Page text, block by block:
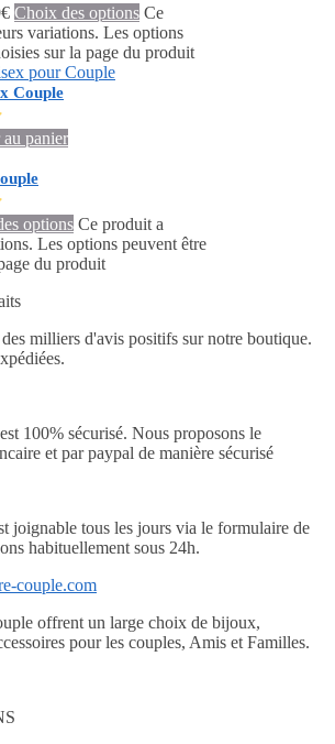
€ Choix des options Ce
variations. Les options
sur la page du produit
Couple
panier
options Ce produit a
Les options peuvent être
du produit
milliers d'avis positifs sur notre boutique.
100% sécurisé. Nous proposons le
et par paypal de manière sécurisé
joignable tous les jours via le formulaire de
habituellement sous 24h.
offrent un large choix de bijoux,
pour les couples, Amis et Familles.